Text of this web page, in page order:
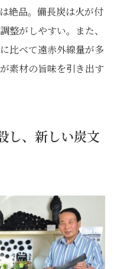
絶品。備長炭は火が付
整がしやすい。また、
比べて遠赤外線量が多
素材の旨味を引き出す
し、新しい炭文